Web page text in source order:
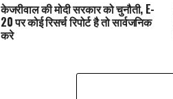
केजरीवाल की मोदी सरकार को चुनौती, E-
20 पर कोई रिसर्च रिपोर्ट है तो सार्वजनिक
करे